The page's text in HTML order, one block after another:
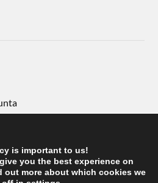
is important to us!
you the best experience on
out more about which cookies we